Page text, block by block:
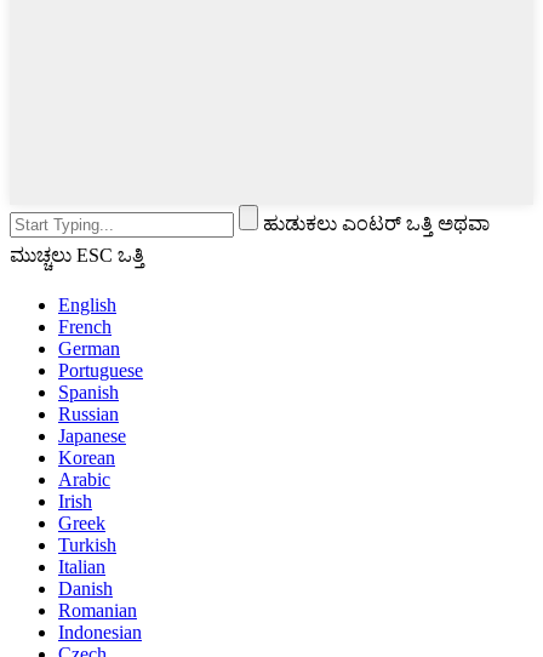
ಹುಡುಕಲು ಎಂಟರ್ ಒತ್ತಿ ಅಥವಾ
ಮುಚ್ಚಲು ESC ಒತ್ತಿ
English
French
German
Portuguese
Spanish
Russian
Japanese
Korean
Arabic
Irish
Greek
Turkish
Italian
Danish
Romanian
Indonesian